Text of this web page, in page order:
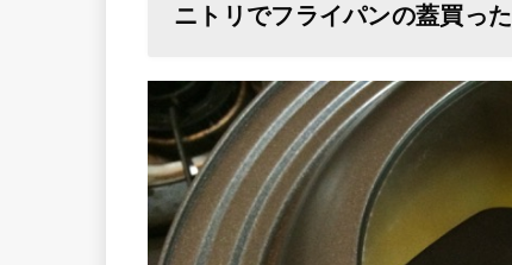
ニトリでフライパンの蓋買った